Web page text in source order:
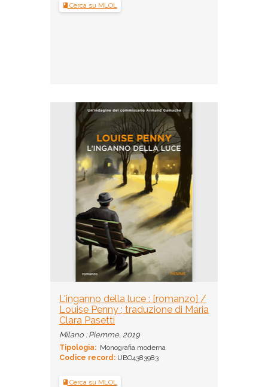
Cerca su MLOL
L'inganno della luce : [romanzo] /
Louise Penny ; traduzione di Maria
Clara Pasetti
Milano : Piemme, 2019
Tipologia: Monografia moderna
Codice record: UBO4383983
Cerca su MLOL